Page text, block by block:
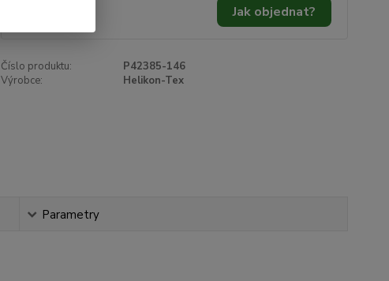
Jak objednat?
Číslo produktu:
P42385-146
Výrobce:
Helikon-Tex
Parametry